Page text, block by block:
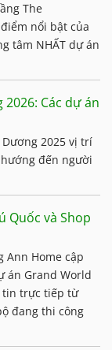
The
nổi bật của
tâm NHẤT dự án
Các dự án
2025 vị trí
đến người
Quốc và Shop
Ann Home cập
án Grand World
tin trực tiếp từ
đang thi công